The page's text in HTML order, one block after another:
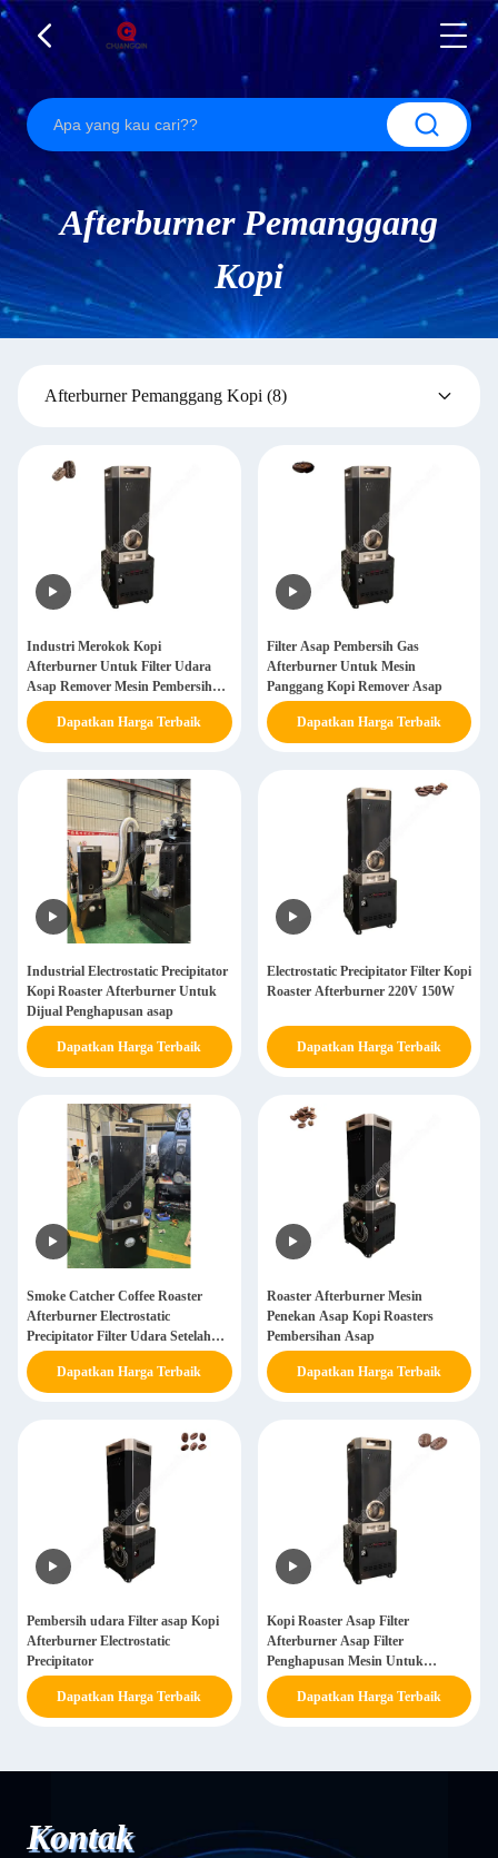
Afterburner Pemanggang
Kopi
Afterburner Pemanggang Kopi (8)
Industri Merokok Kopi
Afterburner Untuk Filter Udara
Asap Remover Mesin Pembersihan
Udara
Dapatkan Harga Terbaik
Filter Asap Pembersih Gas
Afterburner Untuk Mesin
Panggang Kopi Remover Asap
Dapatkan Harga Terbaik
Industrial Electrostatic Precipitator
Kopi Roaster Afterburner Untuk
Dijual Penghapusan asap
Dapatkan Harga Terbaik
Electrostatic Precipitator Filter Kopi
Roaster Afterburner 220V 150W
Dapatkan Harga Terbaik
Smoke Catcher Coffee Roaster
Afterburner Electrostatic
Precipitator Filter Udara Setelah
Burner
Dapatkan Harga Terbaik
Roaster Afterburner Mesin
Penekan Asap Kopi Roasters
Pembersihan Asap
Dapatkan Harga Terbaik
Pembersih udara Filter asap Kopi
Afterburner Electrostatic
Precipitator
Dapatkan Harga Terbaik
Kopi Roaster Asap Filter
Afterburner Asap Filter
Penghapusan Mesin Untuk
Industri
Dapatkan Harga Terbaik
Kontak